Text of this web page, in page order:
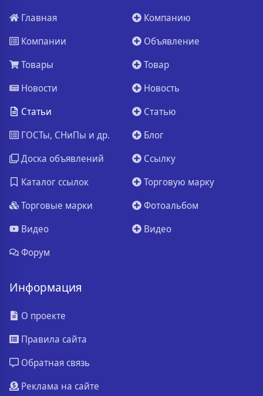
Главная
Компании
Товары
Новости
Статьи
ГОСТы, СНиПы и др.
Доска объявлений
Каталог ссылок
Торговые марки
Видео
Форум
Компанию
Объявление
Товар
Новость
Статью
Блог
Ссылку
Торговую марку
Фотоальбом
Видео
Информация
О проекте
Правила сайта
Обратная связь
Реклама на сайте